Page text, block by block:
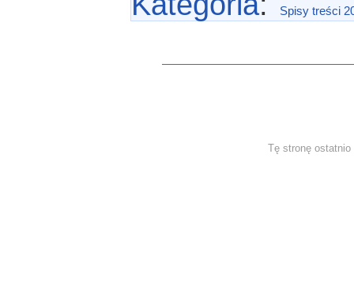
Spisy treści
Tę stronę